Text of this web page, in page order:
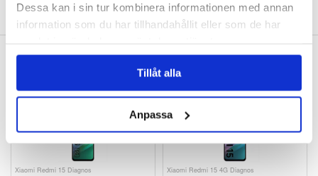
Dessa kan i sin tur kombinera informationen med annan
information som du har tillhandahållit eller som de har
Tillåt alla
Anpassa
SKRIV EN RECENSION
ANDRA KUNDER HAR OCKSÅ KÖPT
183,00 kr
Xiaomi Redmi 15C 4G Vattenskade
Reparation
411,00 kr
Xiaomi Redmi 15 Diagnos Xiaomi Redmi 15 4G Diagnos